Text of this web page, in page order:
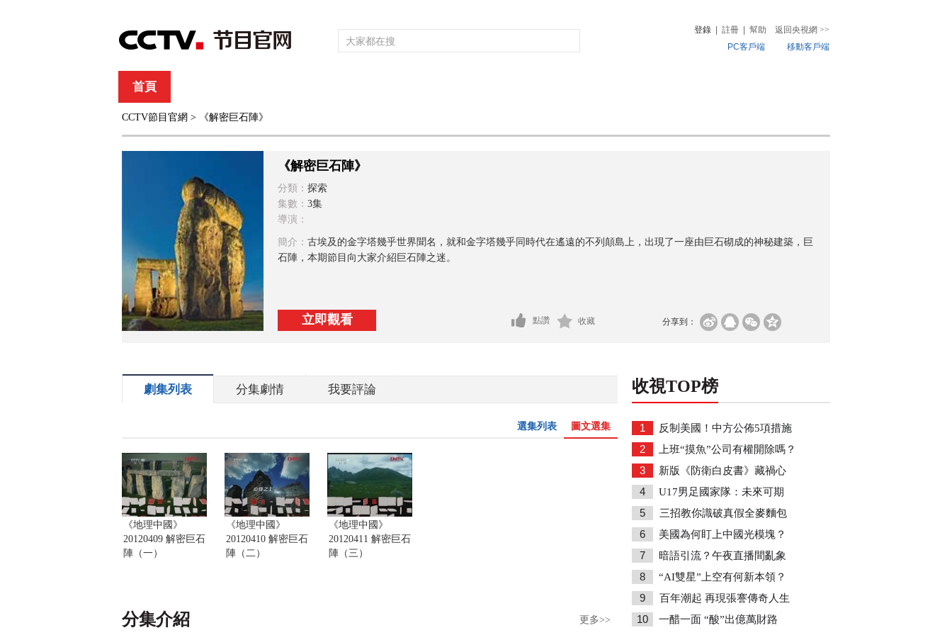
登錄 註冊 幫助 返回央視網 >>
PC客戶端
移動客戶端
首頁
綜合 新聞 財經 綜藝 中文國際
CCTV節目官網 > 《解密巨石陣》
《解密巨石陣》
分類： 探索
集數： 3集
導演：
簡介： 古埃及的金字塔幾乎世界聞名，就和金字塔幾乎同時代在遙遠的不列顛島上，出現了一座由巨石砌成的神秘建築，巨
石陣，本期節目向大家介紹巨石陣之迷。
立即觀看 分享到：
點讚 收藏
劇集列表 分集劇情 我要評論
圖文選集
選集列表
《地理中國》
20120409 解密巨石
陣（一）
《地理中國》
20120410 解密巨石
陣（二）
《地理中國》
20120411 解密巨石
陣（三）
分集介紹 更多>>
收視TOP榜
1 反制美國！中方公佈5項措施
2 上班“摸魚”公司有權開除嗎？
3 新版《防衛白皮書》藏禍心
4 U17男足國家隊：未來可期
5 三招教你識破真假全麥麵包
6 美國為何盯上中國光模塊？
7 暗語引流？午夜直播間亂象
8 “AI雙星”上空有何新本領？
9 百年潮起 再現張謇傳奇人生
10 一醋一面 “酸”出億萬財路